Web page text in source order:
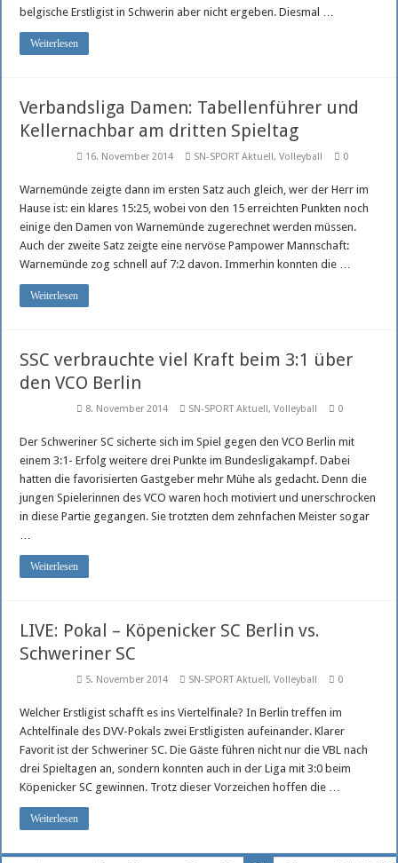
belgische Erstligist in Schwerin aber nicht ergeben. Diesmal …
Weiterlesen
Verbandsliga Damen: Tabellenführer und
Kellernachbar am dritten Spieltag
16. November 2014 SN-SPORT Aktuell,Volleyball 0
Warnemünde zeigte dann im ersten Satz auch gleich, wer der Herr im
Hause ist: ein klares 15:25, wobei von den 15 erreichten Punkten noch
einige den Damen von Warnemünde zugerechnet werden müssen.
Auch der zweite Satz zeigte eine nervöse Pampower Mannschaft:
Warnemünde zog schnell auf 7:2 davon. Immerhin konnten die …
Weiterlesen
SSC verbrauchte viel Kraft beim 3:1 über
den VCO Berlin
8. November 2014 SN-SPORT Aktuell,Volleyball 0
Der Schweriner SC sicherte sich im Spiel gegen den VCO Berlin mit
einem 3:1- Erfolg weitere drei Punkte im Bundesligakampf. Dabei
hatten die favorisierten Gastgeber mehr Mühe als gedacht. Denn die
jungen Spielerinnen des VCO waren hoch motiviert und unerschrocken
in diese Partie gegangen. Sie trotzten dem zehnfachen Meister sogar
…
Weiterlesen
LIVE: Pokal – Köpenicker SC Berlin vs.
Schweriner SC
5. November 2014 SN-SPORT Aktuell,Volleyball 0
Welcher Erstligist schafft es ins Viertelfinale? In Berlin treffen im
Achtelfinale des DVV-Pokals zwei Erstligisten aufeinander. Klarer
Favorit ist der Schweriner SC. Die Gäste führen nicht nur die VBL nach
drei Spieltagen an, sondern konnten auch in der Liga mit 3:0 beim
Köpenicker SC gewinnen. Trotz dieser Vorzeichen hoffen die …
Weiterlesen